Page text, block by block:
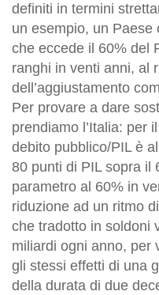
definiti in termini
un esempio, un Paese
che eccede il 60% del
ranghi in venti anni, al
dell’aggiustamento
Per provare a dare
prendiamo l’Italia: per
debito pubblico/PIL è
80 punti di PIL sopra il
parametro al 60% in
riduzione ad un ritmo
che tradotto in soldoni
miliardi ogni anno, per
gli stessi effetti di una
della durata di due